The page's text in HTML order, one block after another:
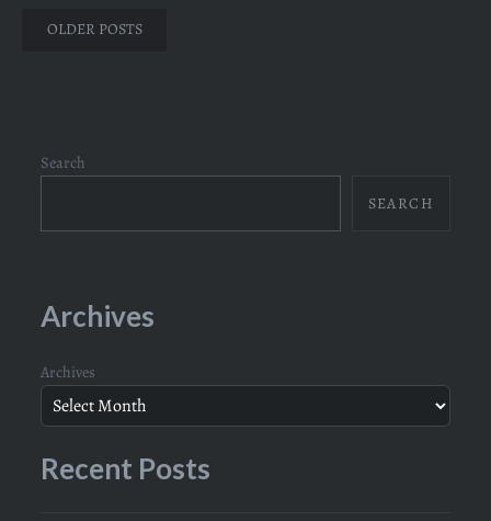
Posts
OLDER POSTS
Search
SEARCH
Archives
Archives
Recent Posts